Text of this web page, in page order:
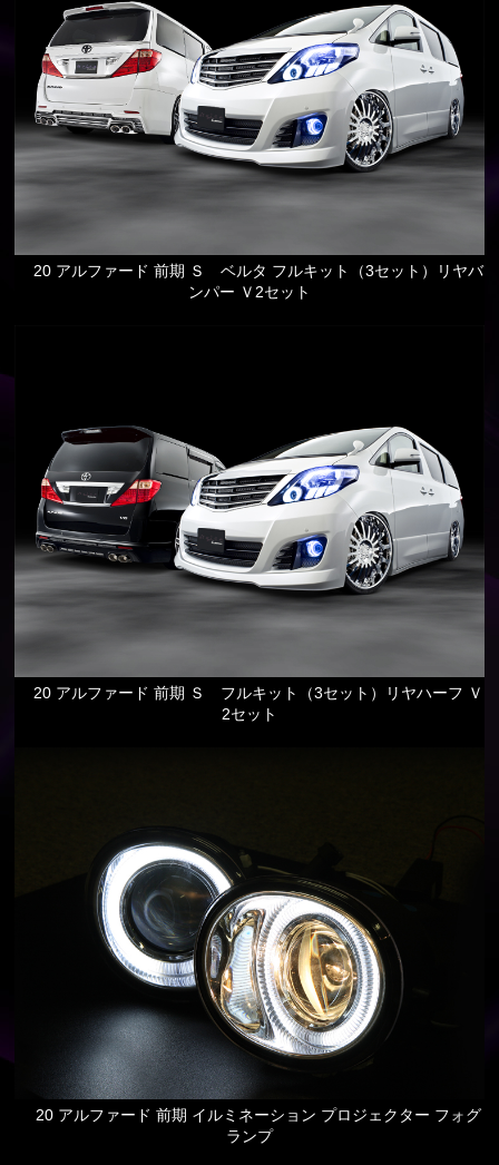
20 アルファード 前期 Ｓ ベルタ フルキット（3セット）リヤバ
ンパー Ｖ2セット
20 アルファード 前期 Ｓ フルキット（3セット）リヤハーフ Ｖ
2セット
20 アルファード 前期 イルミネーション プロジェクター フォグ
ランプ